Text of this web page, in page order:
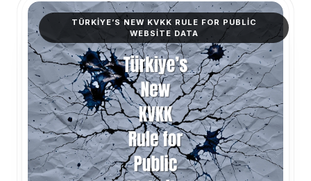
TÜRKIYE’S NEW KVKK RULE FOR PUBLIC
WEBSITE DATA